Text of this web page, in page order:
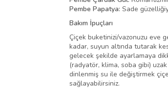
Pembe Papatya: Sade
Bakım İpuçları
Çiçek buketinizi/vazonuzu eve
kadar, suyun altında tutarak
gelecek şekilde ayarlamaya
(radyatör, klima, soba gibi)
dinlenmiş su ile değiştirmek
sağlayabilirsiniz.